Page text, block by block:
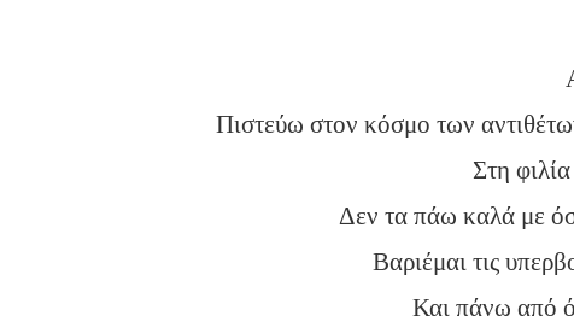
Πιστεύω στον κόσμο των
Στη
Δεν τα πάω καλά με
Βαριέμαι τις
Και πάνω από